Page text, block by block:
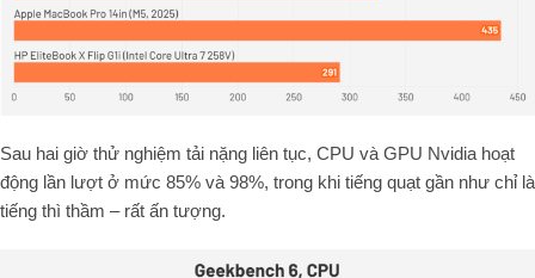
Sau hai giờ thử nghiệm tải nặng liên tục, CPU và GPU Nvidia hoạt
động lần lượt ở mức 85% và 98%, trong khi tiếng quạt gần như chỉ là
tiếng thì thầm – rất ấn tượng.